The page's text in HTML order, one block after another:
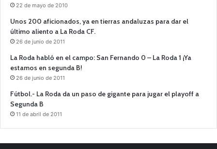
22 de mayo de 2010
Unos 200 aficionados, ya en tierras andaluzas para dar el
último aliento a La Roda CF.
26 de junio de 2011
La Roda habló en el campo: San Fernando 0 – La Roda 1 ¡Ya
estamos en segunda B!
26 de junio de 2011
Fútbol.- La Roda da un paso de gigante para jugar el playoff a
Segunda B
11 de abril de 2011